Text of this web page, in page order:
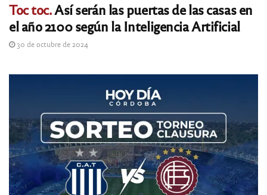
Toc toc.Así serán las puertas de las casas en
el año 2100 según la Inteligencia Artificial
30 de octubre de 2024